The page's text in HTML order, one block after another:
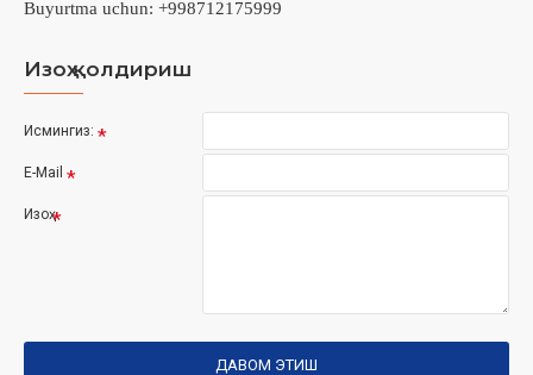
Buyurtma uchun: +998712175999
Изоҳ қолдириш
Исмингиз:
E-Mail
Изоҳ
ДАВОМ ЭТИШ